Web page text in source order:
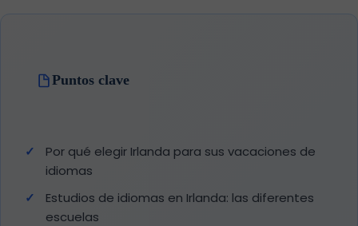
Puntos clave
Por qué elegir Irlanda para sus vacaciones de
idiomas
Estudios de idiomas en Irlanda: las diferentes
escuelas